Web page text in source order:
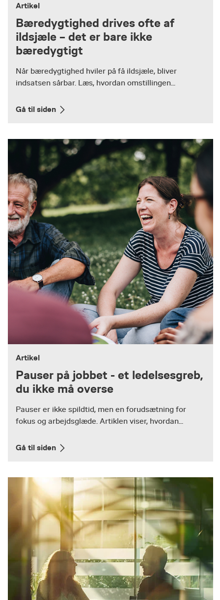
Artikel
Bæredygtighed drives ofte af
ildsjæle – det er bare ikke
bæredygtigt
Når bæredygtighed hviler på få ildsjæle, bliver
indsatsen sårbar. Læs, hvordan omstillingen...
Gå til siden
Artikel
Pauser på jobbet - et ledelsesgreb,
du ikke må overse
Pauser er ikke spildtid, men en forudsætning for
fokus og arbejdsglæde. Artiklen viser, hvordan...
Gå til siden